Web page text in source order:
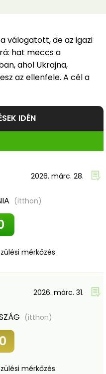
válogatott, de az igazi
hat meccs a
ahol Ukrajna,
az ellenfele. A cél a
IDÉN
2026. márc. 28.
(itthon)
mérkőzés
2026. márc. 31.
(itthon)
mérkőzés